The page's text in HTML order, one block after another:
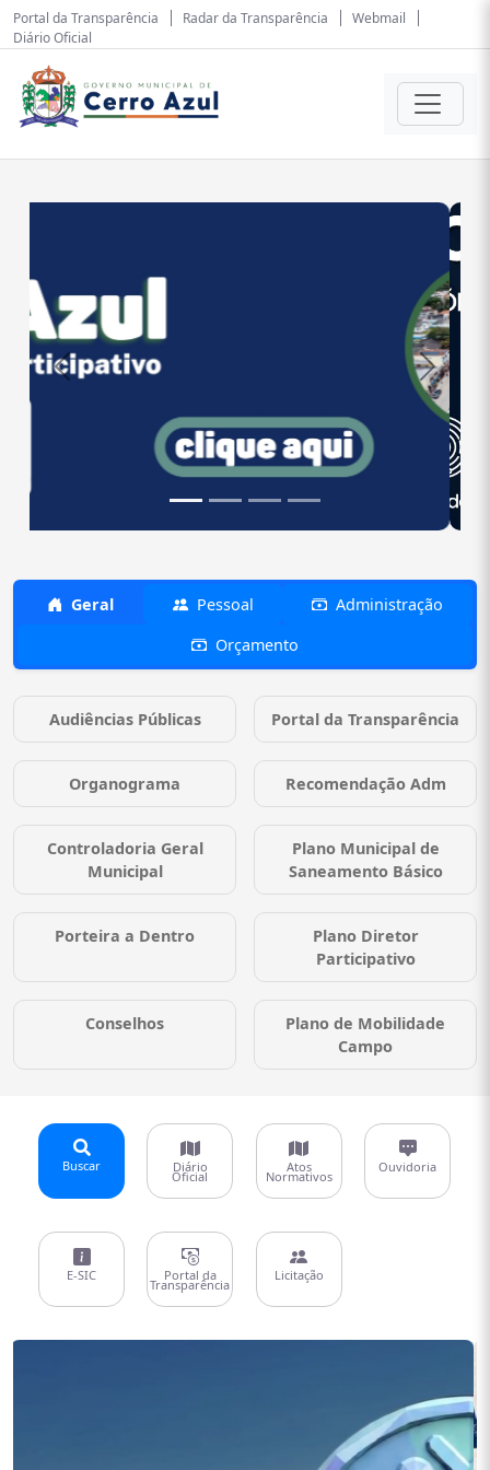
Portal da Transparência Radar da Transparência
Webmail
Diário Oficial
Anterior
Geral Pessoal
Administração
Orçamento
Audiências Públicas Portal da Transparência
Organograma Recomendação Adm
Controladoria Geral
Municipal
Plano Municipal de
Saneamento Básico
Porteira a Dentro
Plano Diretor
Participativo
Conselhos
Plano de Mobilidade
Campo
Buscar Diário
Oficial
Atos
Normativos
Ouvidoria
E-SIC Portal da
Transparência
Licitação